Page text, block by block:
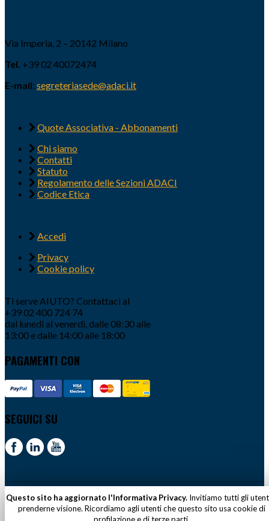
Via Imperia, 2 – 20142 Milano
Tel. +39 02 40072474
E-mail: segreteriasede@adaci.it
Quote Associativa - Abbonamenti
Chi siamo
Contatti
Statuto
Regolamento delle Sezioni ADACI
Codice Etica
Accedi
Privacy
Cookie policy
Ti serve AIUTO? Contattaci al
+39 02 400 724 74
dal lunedì al venerdì, dalle 08:30 alle
13:00 e dalle 14:00 alle 18:00
PAGAMENTI CON
SEGUICI SU
© 2018 ADACI – P.IVA 02111100158
Questo sito ha aggiornato l'Informativa Privacy. Invitiamo tutti gli
prenderne visione. Ricordiamo agli utenti che questo sito usa cookie di
profilazione e di terze parti.